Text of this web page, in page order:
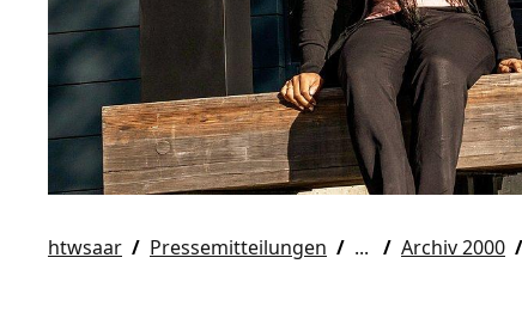
htwsaar Pressemitteilungen Archiv 2000